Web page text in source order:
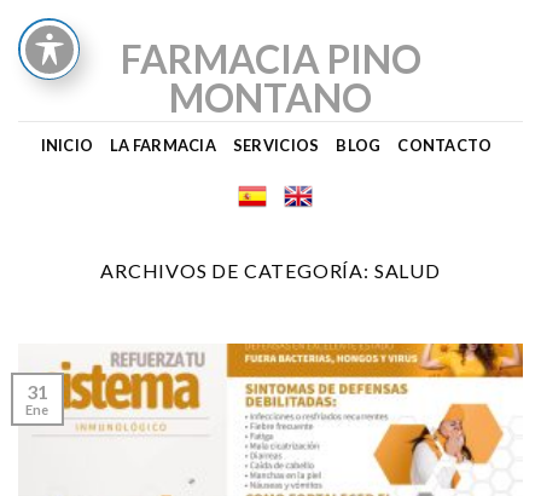
content
FARMACIA PINO
MONTANO
INICIO LA FARMACIA SERVICIOS BLOG CONTACTO
ARCHIVOS DE CATEGORÍA: SALUD
31
Ene